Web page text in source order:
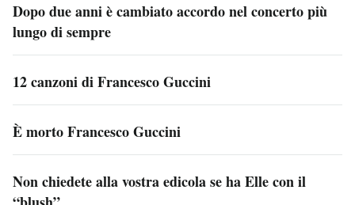
Dopo due anni è cambiato accordo nel concerto più
lungo di sempre
12 canzoni di Francesco Guccini
È morto Francesco Guccini
Non chiedete alla vostra edicola se ha Elle con il